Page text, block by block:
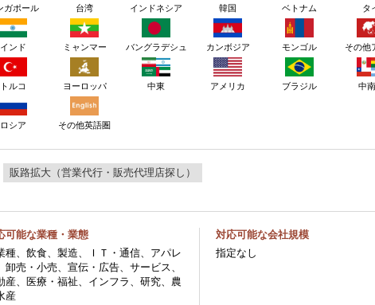
ガポール 台湾 インドネシア 韓国 ベトナム タ
インド ミャンマー バングラデシュ カンボジア モンゴル その他
トルコ ヨーロッパ 中東 アメリカ ブラジル 中
ロシア その他英語圏
販路拡大（営業代行・販売代理店探し）
可能な業種・業態
種、飲食、製造、ＩＴ・通信、アパレ
卸売・小売、宣伝・広告、サービス、
産、医療・福祉、インフラ、研究、農
産
対応可能な会社規模
指定なし